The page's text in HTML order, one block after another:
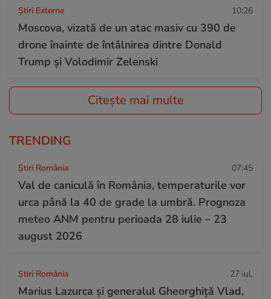
Știri Externe 10:26
Moscova, vizată de un atac masiv cu 390 de
drone înainte de întâlnirea dintre Donald
Trump și Volodimir Zelenski
Citește mai multe
TRENDING
Știri România 07:45
Val de caniculă în România, temperaturile vor
urca până la 40 de grade la umbră. Prognoza
meteo ANM pentru perioada 28 iulie – 23
august 2026
Știri România 27 iul.
Marius Lazurca și generalul Gheorghiță Vlad,